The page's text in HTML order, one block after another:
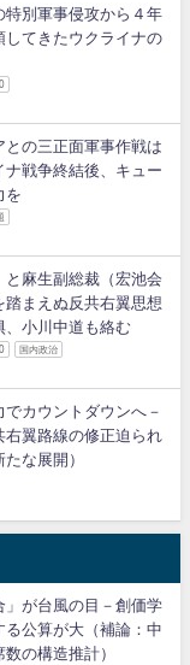
別軍事侵攻から４年
してきたウクライナの
の三正面軍事作戦は
戦争終結後、キュー
を
麻生副総裁（宏池会
まえぬ反共右翼思想
小川中道も絡む
国内政治
カウントダウンへ－
翼路線の修正迫られ
な展開）
が台風の目－創価学
公算が大（補論：中
の構造推計）